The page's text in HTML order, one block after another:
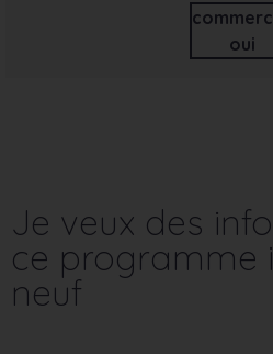
oui
Je veux des
ce programme
neuf